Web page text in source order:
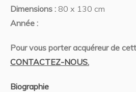
Dimensions : 80 x 130 cm
Année :
Pour vous porter acquéreur de
CONTACTEZ-NOUS.
Biographie